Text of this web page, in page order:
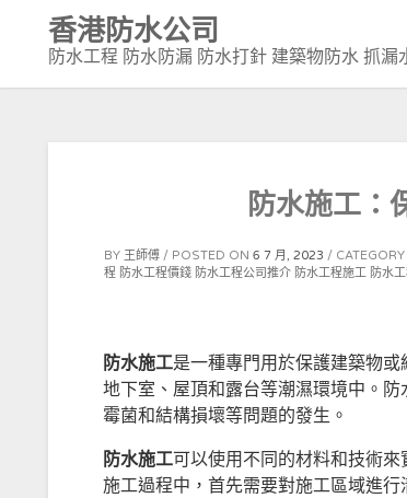
content
香港防水公司
防水工程 防水防漏 防水打針 建築物防水 抓漏
防水施工：
BY 王師傅 POSTED ON6 7 月, 2023 CATEGORY
程 防水工程價錢 防水工程公司推介 防水工程施工 防水
防水施工是一種專門用於保護建築物
地下室、屋頂和露台等潮濕環境中。
霉菌和結構損壞等問題的發生。
防水施工可以使用不同的材料和技術來
施工過程中，首先需要對施工區域進